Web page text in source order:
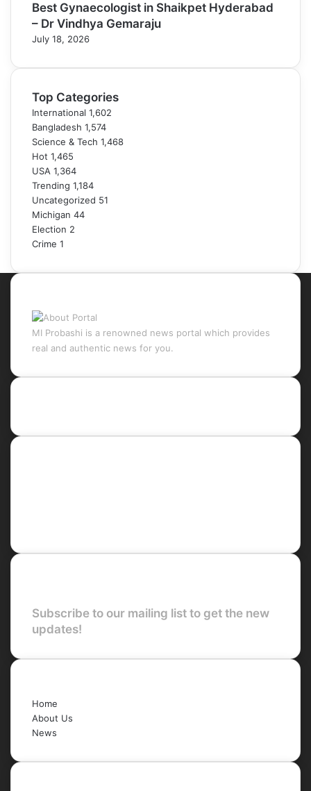
Best Gynaecologist in Shaikpet Hyderabad
– Dr Vindhya Gemaraju
July 18, 2026
Top Categories
International 1,602
Bangladesh 1,574
Science & Tech 1,468
Hot 1,465
USA 1,364
Trending 1,184
Uncategorized 51
Michigan 44
Election 2
Crime 1
MI Probashi is a renowned news portal which provides
real and authentic news for you.
Subscribe to our mailing list to get the new
updates!
Home
About Us
News